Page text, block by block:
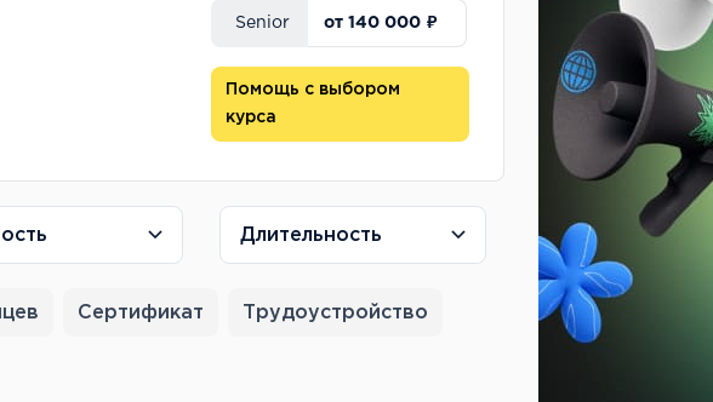
Senior от 140 000 ₽
Помощь с выбором
курса
Длительность
Сертификат Трудоустройство